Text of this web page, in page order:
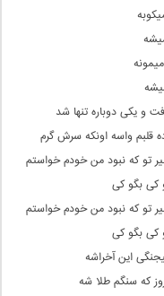
و یکی دوباره تنها شد
قلبم واسه اونکه سرش گرم
تو که نبود من خودم خواستم
کی بگو کی
تو که نبود من خودم خواستم
کی بگو کی
این آخراشه
که سنگم طلا شه